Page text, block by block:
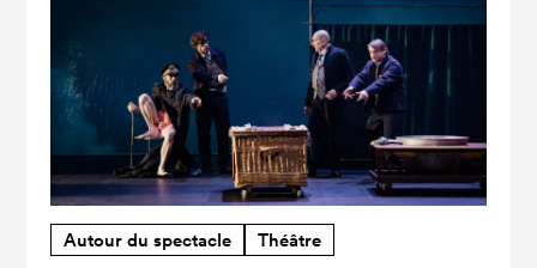
Autour du spectacle Théâtre